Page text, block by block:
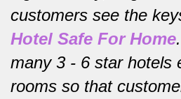
customers see the
Hotel Safe For Home.
many 3 - 6 star hotels
rooms so that